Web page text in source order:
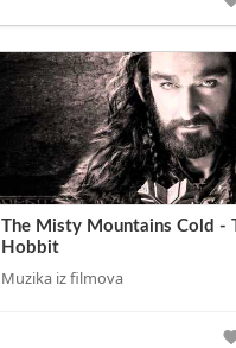
The Misty Mountains Cold -
Hobbit
Muzika iz filmova